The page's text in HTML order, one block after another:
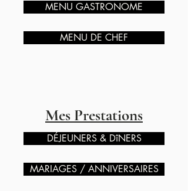
MENU GASTRONOME
MENU DE CHEF
Mes Prestations
DÉJEUNERS & DîNERS
MARIAGES / ANNIVERSAIRES